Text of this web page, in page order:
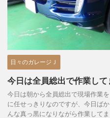
日々のガレージＪ
今日は全員総出で作業して
今日は朝から全員総出で現場作業
に任せっきりなのですが、今日ば
んな真っ黒になりながら作業して